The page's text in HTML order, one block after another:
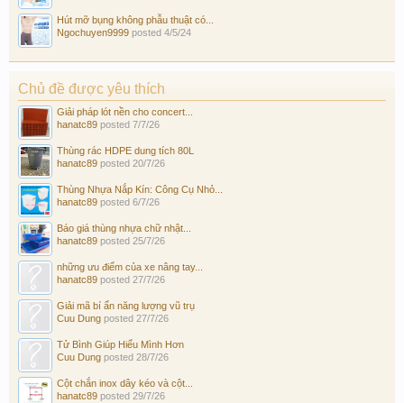
Hút mỡ bụng không phẫu thuật có...
Ngochuyen9999 posted 4/5/24
Chủ đề được yêu thích
Giải pháp lót nền cho concert...
hanatc89 posted 7/7/26
Thùng rác HDPE dung tích 80L
hanatc89 posted 20/7/26
Thùng Nhựa Nắp Kín: Công Cụ Nhỏ...
hanatc89 posted 6/7/26
Báo giá thùng nhựa chữ nhật...
hanatc89 posted 25/7/26
những ưu điểm của xe nâng tay...
hanatc89 posted 27/7/26
Giải mã bí ẩn năng lượng vũ trụ
Cuu Dung posted 27/7/26
Tử Bình Giúp Hiểu Mình Hơn
Cuu Dung posted 28/7/26
Cột chắn inox dây kéo và cột...
hanatc89 posted 29/7/26